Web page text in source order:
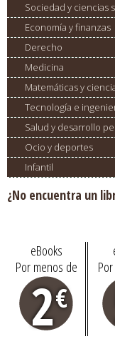
Sociedad y ciencias
Economía y finanzas
Derecho
Medicina
Matemáticas y
Tecnología e
Salud y desarrollo
Ocio y deportes
Infantil
¿No encuentra un
eBooks
Por menos de
2€